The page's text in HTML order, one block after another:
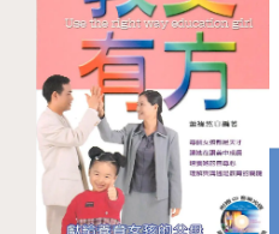
★視覺化呈現。全彩印刷，
精彩圖卡，拆解實體與線
【誰需要《線上教學的技
有授課需求者，無論是否
到線上，包括：
●國小、國中、高中與大學
聽見線上教學現場的聲音
圖解．實體與線上教學的技術
相關著作及作品
後記與感謝